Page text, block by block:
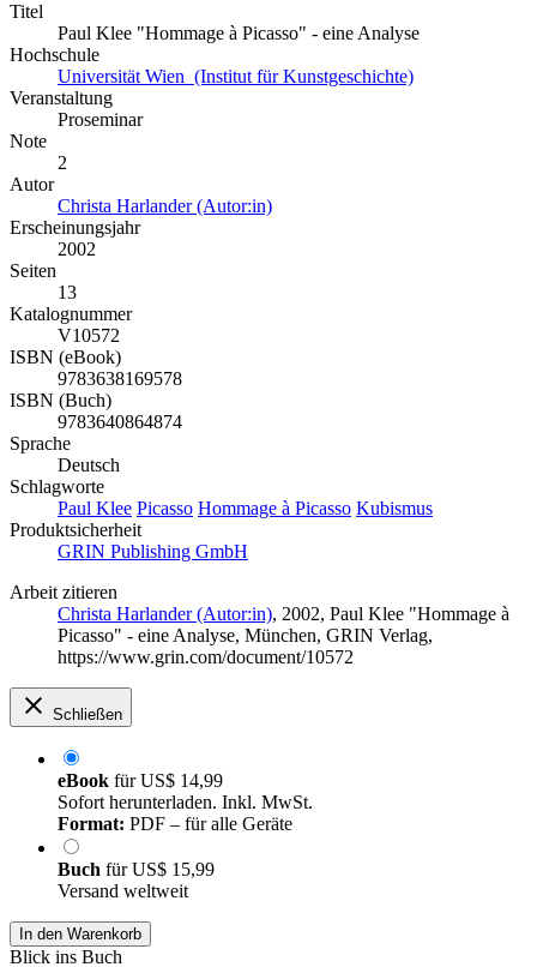
Titel
Paul Klee "Hommage à Picasso" - eine Analyse
Hochschule
Universität Wien (Institut für Kunstgeschichte)
Veranstaltung
Proseminar
Note
2
Autor
Christa Harlander (Autor:in)
Erscheinungsjahr
2002
Seiten
13
Katalognummer
V10572
ISBN (eBook)
9783638169578
ISBN (Buch)
9783640864874
Sprache
Deutsch
Schlagworte
Paul Klee Picasso Hommage à Picasso Kubismus
Produktsicherheit
GRIN Publishing GmbH
Arbeit zitieren
Christa Harlander (Autor:in), 2002, Paul Klee "Hommage à
Picasso" - eine Analyse, München, GRIN Verlag,
https://www.grin.com/document/10572
Schließen
eBook fürUS$ 14,99
Sofort herunterladen. Inkl. MwSt.
Format: PDF – für alle Geräte
Buch fürUS$ 15,99
Versand weltweit
In den Warenkorb
Blick ins Buch